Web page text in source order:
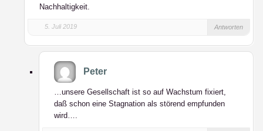
Nachhaltigkeit.
5. Juli 2019 Antworten
Peter
…unsere Gesellschaft ist so auf Wachstum fixiert,
daß schon eine Stagnation als störend empfunden
wird….